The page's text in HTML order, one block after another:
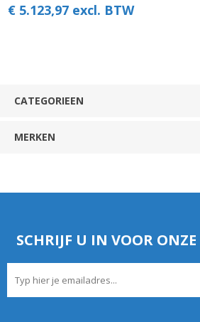
€ 5.123,97 excl. BTW
CATEGORIEEN
MERKEN
SCHRIJF U IN VOOR